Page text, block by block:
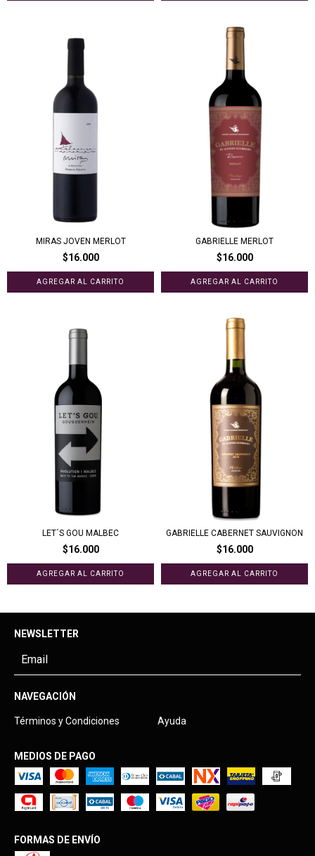
MIRAS JOVEN MERLOT
$16.000
GABRIELLE MERLOT
$16.000
LET´S GOU MALBEC
$16.000
GABRIELLE CABERNET SAUVIGNON
$16.000
NEWSLETTER
NAVEGACIÓN
Términos y Condiciones Ayuda
MEDIOS DE PAGO
FORMAS DE ENVÍO